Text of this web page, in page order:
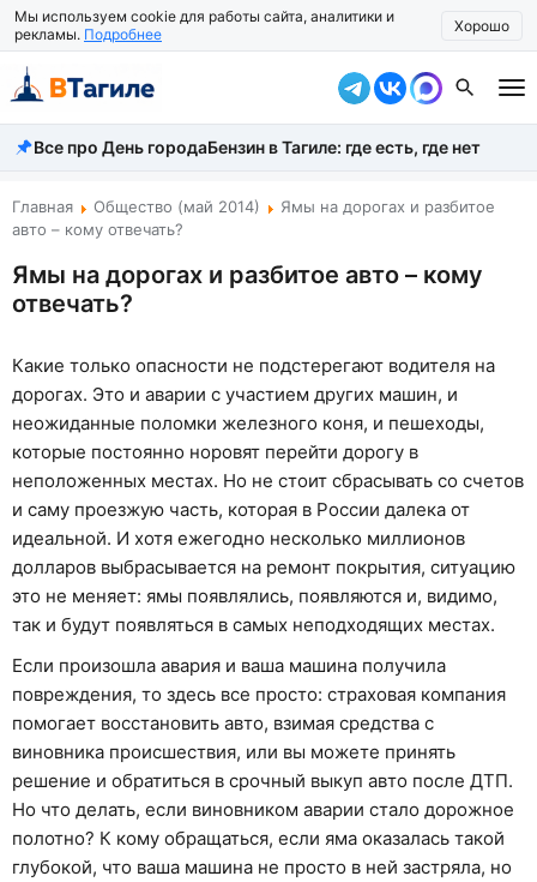
Мы используем cookie для работы сайта, аналитики и
рекламы. Подробнее Хорошо
Все новости
Происшествия
Власть
Экономика
Общество
Все про День городаБензин в Тагиле: где есть, где нет
Главная Общество (май 2014)
Ямы на дорогах и разбитое
авто – кому отвечать?
Ямы на дорогах и разбитое авто – кому
отвечать?
Какие только опасности не подстерегают водителя на
дорогах. Это и аварии с участием других машин, и
неожиданные поломки железного коня, и пешеходы,
которые постоянно норовят перейти дорогу в
неположенных местах. Но не стоит сбрасывать со счетов
и саму проезжую часть, которая в России далека от
идеальной. И хотя ежегодно несколько миллионов
долларов выбрасывается на ремонт покрытия, ситуацию
это не меняет: ямы появлялись, появляются и, видимо,
так и будут появляться в самых неподходящих местах.
Если произошла авария и ваша машина получила
повреждения, то здесь все просто: страховая компания
помогает восстановить авто, взимая средства с
виновника происшествия, или вы можете принять
решение и обратиться в срочный выкуп авто после ДТП.
Но что делать, если виновником аварии стало дорожное
полотно? К кому обращаться, если яма оказалась такой
глубокой, что ваша машина не просто в ней застряла, но